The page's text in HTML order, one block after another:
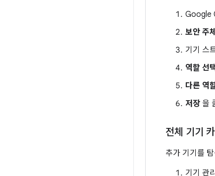
Google
보안 주
기기 스
역할 선
다른 역
저장 을
전체 기기
추가 기기를
기기 관